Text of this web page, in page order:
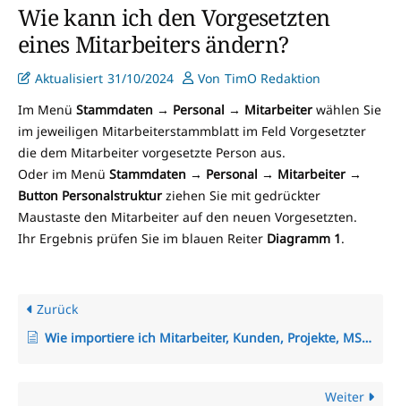
Wie kann ich den Vorgesetzten
eines Mitarbeiters ändern?
Aktualisiert 31/10/2024 Von TimO Redaktion
Im Menü Stammdaten → Personal → Mitarbeiter wählen Sie
im jeweiligen Mitarbeiterstammblatt im Feld Vorgesetzter
die dem Mitarbeiter vorgesetzte Person aus.
Oder im Menü Stammdaten → Personal → Mitarbeiter →
Button Personalstruktur ziehen Sie mit gedrückter
Maustaste den Mitarbeiter auf den neuen Vorgesetzten.
Ihr Ergebnis prüfen Sie im blauen Reiter Diagramm 1.
Zurück
Wie importiere ich Mitarbeiter, Kunden, Projekte, MS Project-Dateien oder Zeiten in das System?
Weiter